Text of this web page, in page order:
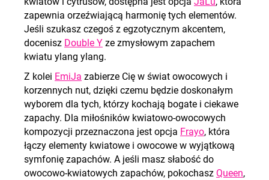
zapewnia orzeźwiającą harmonię tych elementów.
Jeśli szukasz czegoś z egzotycznym akcentem,
docenisz Double Y ze zmysłowym zapachem
kwiatu ylang ylang.
Z kolei EmiJa zabierze Cię w świat owocowych i
korzennych nut, dzięki czemu będzie doskonałym
wyborem dla tych, którzy kochają bogate i ciekawe
zapachy. Dla miłośników kwiatowo-owocowych
kompozycji przeznaczona jest opcja Frayo, która
łączy elementy kwiatowe i owocowe w wyjątkową
symfonię zapachów. A jeśli masz słabość do
owocowo-kwiatowych zapachów, pokochasz Queen,